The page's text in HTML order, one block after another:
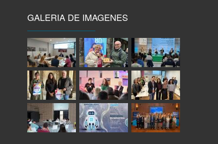
GALERIA DE IMAGENES